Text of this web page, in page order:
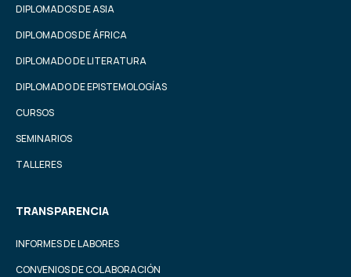
DIPLOMADOS DE ASIA
DIPLOMADOS DE ÁFRICA
DIPLOMADO DE LITERATURA
DIPLOMADO DE EPISTEMOLOGÍAS
CURSOS
SEMINARIOS
TALLERES
TRANSPARENCIA
INFORMES DE LABORES
CONVENIOS DE COLABORACIÓN